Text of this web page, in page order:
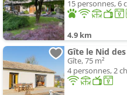
15 personnes, 6
4.9 km
Gîte le Nid
Gîte, 75 m²
4 personnes, 2